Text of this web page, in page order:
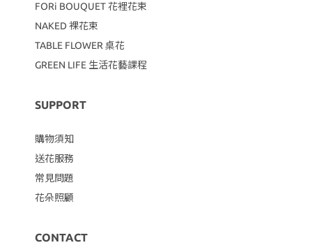
FORi BOUQUET 花裡花束
NAKED 裸花束
TABLE FLOWER 桌花
GREEN LIFE 生活花藝課程
SUPPORT
購物須知
送花服務
常見問題
花朵照顧
CONTACT